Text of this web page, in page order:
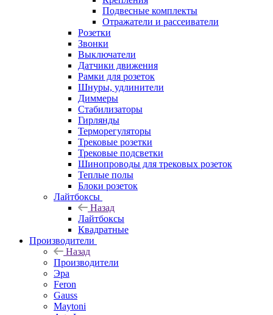
Подвесные комплекты
Отражатели и рассеиватели
Розетки
Звонки
Выключатели
Датчики движения
Рамки для розеток
Шнуры, удлинители
Диммеры
Стабилизаторы
Гирлянды
Терморегуляторы
Трековые розетки
Трековые подсветки
Шинопроводы для трековых розеток
Теплые полы
Блоки розеток
Лайтбоксы
Назад
Лайтбоксы
Квадратные
Производители
Назад
Производители
Эра
Feron
Gauss
Maytoni